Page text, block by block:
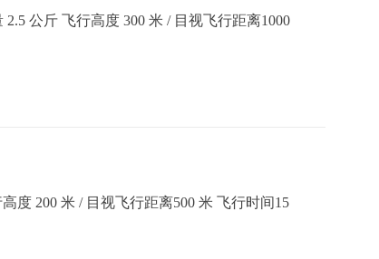
公斤 飞行高度 300 米 / 目视飞行距离1000
度 200 米 / 目视飞行距离500 米 飞行时间15